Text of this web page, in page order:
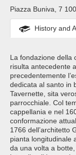
Piazza Buniva, 7
History and
La fondazione della
risulta antecedente
precedentemente
dedicata al santo in
Tavernette, sita
parrocchiale. Col
cappellania e nel
conformazione
1766 dell’architetto
pianta longitudinale
da una volta a